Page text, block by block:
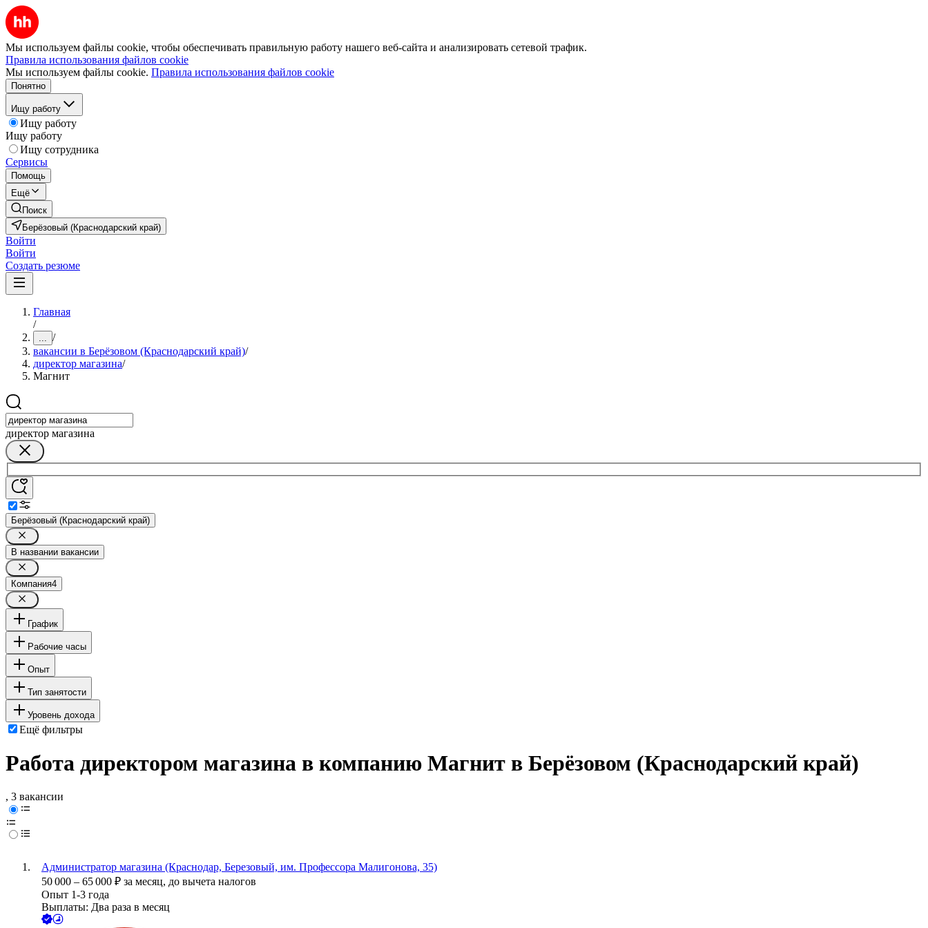
Мы используем файлы cookie, чтобы обеспечивать правильную работу нашего веб-сайта и анализировать сетевой трафик.
Правила использования файлов cookie
Мы используем файлы cookie. Правила использования файлов cookie
Понятно
Ищу работу
Ищу работу
Ищу работу
Ищу сотрудника
Сервисы
Помощь
Ещё
Поиск
Берёзовый (Краснодарский край)
Войти
Войти
Создать резюме
Главная
/
... /
вакансии в Берёзовом (Краснодарский край)/
директор магазина/
Магнит
директор магазина
Берёзовый (Краснодарский край)
В названии вакансии
Компания4
График
Рабочие часы
Опыт
Тип занятости
Уровень дохода
Ещё фильтры
Работа директором магазина в компанию Магнит в Берёзовом (Краснодарский край)
, 3 вакансии
Администратор магазина (Краснодар, Березовый, им. Профессора Малигонова, 35)
50 000 – 65 000 ₽ за месяц, до вычета налогов
Опыт 1-3 года
Выплаты: Два раза в месяц